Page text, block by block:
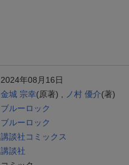
2024年08月16日
金城 宗幸(原著) , ノ村 優介(著)
ブルーロック
ブルーロック
講談社コミックス
講談社